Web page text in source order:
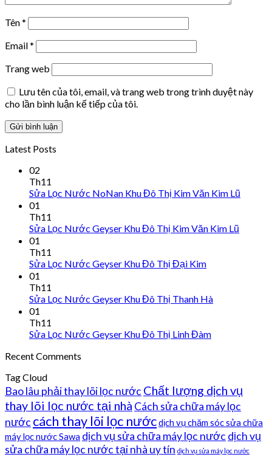
Tên*
Email*
Trang web
Lưu tên của tôi, email, và trang web trong trình duyệt này
cho lần bình luận kế tiếp của tôi.
Latest Posts
02
Th11
Sửa Lọc Nước NoNan Khu Đô Thị Kim Văn Kim Lũ
01
Th11
Sửa Lọc Nước Geyser Khu Đô Thị Kim Văn Kim Lũ
01
Th11
Sửa Lọc Nước Geyser Khu Đô Thị Đại Kim
01
Th11
Sửa Lọc Nước Geyser Khu Đô Thị Thanh Hà
01
Th11
Sửa Lọc Nước Geyser Khu Đô Thị Linh Đàm
Recent Comments
Tag Cloud
Bao lâu phải thay lõi lọc nước Chất lượng dịch vụ
thay lõi lọc nước tại nhà Cách sửa chữa máy lọc
nước cách thay lõi lọc nướcdịch vụ chăm sóc sửa chữa
máy lọc nước Sawa dịch vụ sửa chữa máy lọc nước dịch vụ
sửa chữa máy lọc nước tại nhà uy tín dịch vụ sửa máy lọc nước